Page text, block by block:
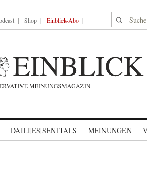
Shop Einblick-Abo Suche nach:
DAILI|ES|SENTIALS MEINUNGEN